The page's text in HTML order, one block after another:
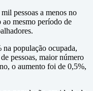
pessoas a menos no
ao mesmo período de
população ocupada,
pessoas, maior número
o aumento foi de 0,5%,